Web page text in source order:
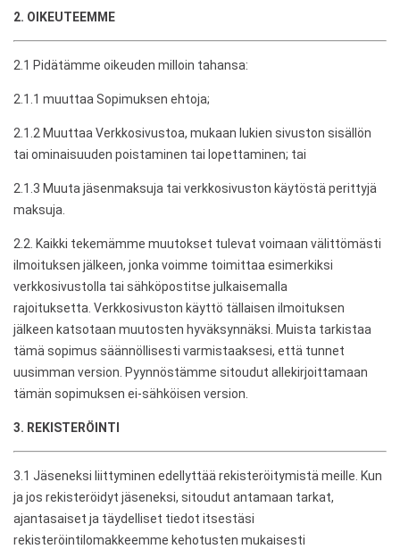
2. OIKEUTEEMME
2.1 Pidätämme oikeuden milloin tahansa:
2.1.1 muuttaa Sopimuksen ehtoja;
2.1.2 Muuttaa Verkkosivustoa, mukaan lukien sivuston sisällön
tai ominaisuuden poistaminen tai lopettaminen; tai
2.1.3 Muuta jäsenmaksuja tai verkkosivuston käytöstä perittyjä
maksuja.
2.2. Kaikki tekemämme muutokset tulevat voimaan välittömästi
ilmoituksen jälkeen, jonka voimme toimittaa esimerkiksi
verkkosivustolla tai sähköpostitse julkaisemalla
rajoituksetta. Verkkosivuston käyttö tällaisen ilmoituksen
jälkeen katsotaan muutosten hyväksynnäksi. Muista tarkistaa
tämä sopimus säännöllisesti varmistaaksesi, että tunnet
uusimman version. Pyynnöstämme sitoudut allekirjoittamaan
tämän sopimuksen ei-sähköisen version.
3. REKISTERÖINTI
3.1 Jäseneksi liittyminen edellyttää rekisteröitymistä meille. Kun
ja jos rekisteröidyt jäseneksi, sitoudut antamaan tarkat,
ajantasaiset ja täydelliset tiedot itsestäsi
rekisteröintilomakkeemme kehotusten mukaisesti